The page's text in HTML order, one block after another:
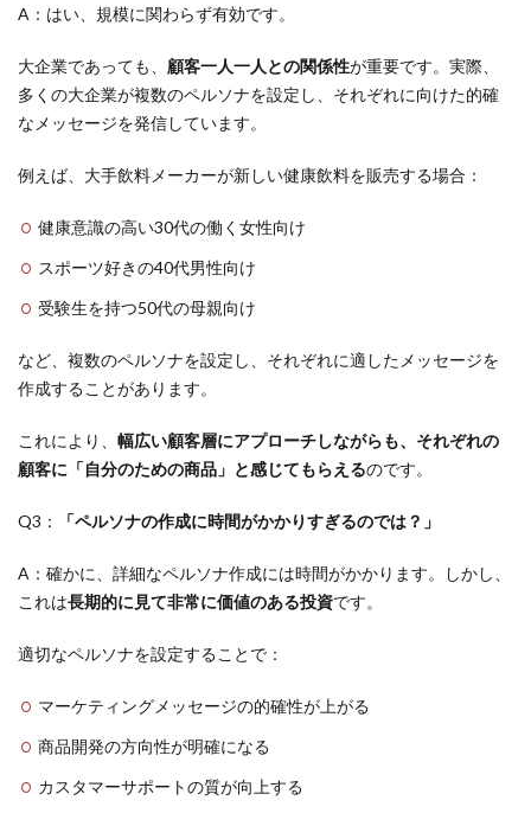
A：はい、規模に関わらず有効です。
大企業であっても、 顧客一人一人との関係性が重要です。実際、
多くの大企業が複数のペルソナを設定し、それぞれに向けた的確
なメッセージを発信しています。
例えば、大手飲料メーカーが新しい健康飲料を販売する場合：
健康意識の高い30代の働く女性向け
スポーツ好きの40代男性向け
受験生を持つ50代の母親向け
など、複数のペルソナを設定し、それぞれに適したメッセージを
作成することがあります。
これにより、 幅広い顧客層にアプローチしながらも、それぞれの
顧客に「自分のための商品」と感じてもらえるのです。
Q3： 「ペルソナの作成に時間がかかりすぎるのでは？」
A：確かに、詳細なペルソナ作成には時間がかかります。しかし、
これは長期的に見て非常に価値のある投資です。
適切なペルソナを設定することで：
マーケティングメッセージの的確性が上がる
商品開発の方向性が明確になる
カスタマーサポートの質が向上する